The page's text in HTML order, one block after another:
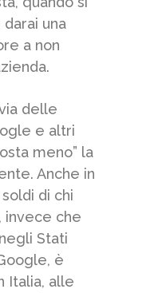
una
a non
delle
e altri
meno” la
Anche in
di chi
invece che
Stati
è
Italia, alle